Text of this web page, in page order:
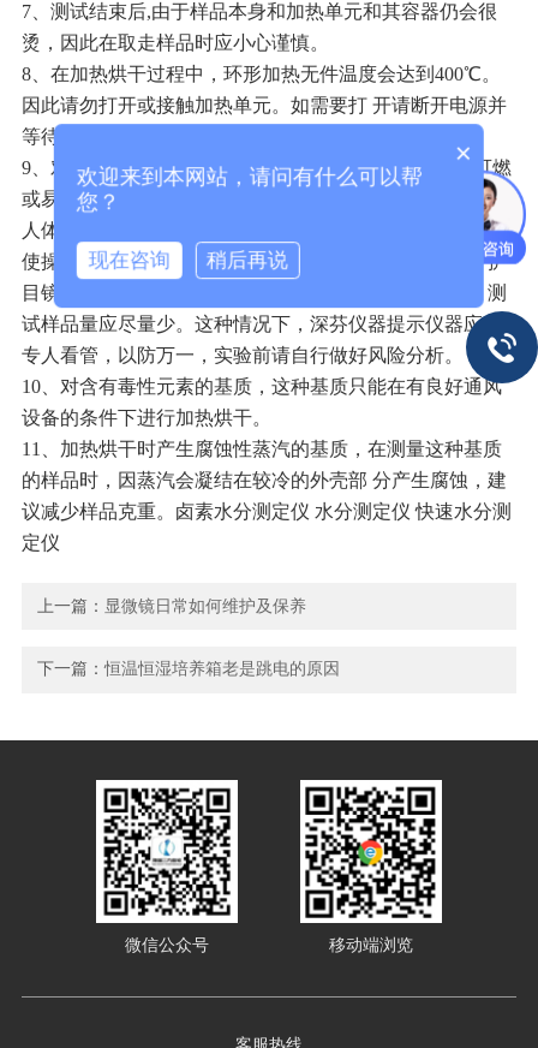
7、测试结束后,由于样品本身和加热单元和其容器仍会很
烫，因此在取走样品时应小心谨慎。
8、在加热烘干过程中，环形加热无件温度会达到400℃。
因此请勿打开或接触加热单元。如需要打 开请断开电源并
等待，直至其完全冷却。
9、对于可燃或易燃物品、含溶剂基质、加热时会产生可燃
或易爆气体的基质，特别小心，因为这 些样品，可能会对
人体产生危害或损坏设备。 因此，在测定这种样品时，应
使操作加热温度足够低 以防形成火焰或爆炸物，并戴好护
目镜等防护用具。如果对样品的可燃性不是很了解时， 测
试样品量应尽量少。这种情况下，深芬仪器提示仪器应有
专人看管，以防万一，实验前请自行做好风险分析。
10、对含有毒性元素的基质，这种基质只能在有良好通风
设备的条件下进行加热烘干。
11、加热烘干时产生腐蚀性蒸汽的基质，在测量这种基质
的样品时，因蒸汽会凝结在较冷的外壳部 分产生腐蚀，建
议减少样品克重。卤素水分测定仪 水分测定仪 快速水分测
定仪
上一篇： 显微镜日常如何维护及保养
下一篇：恒温恒湿培养箱老是跳电的原因
微信公众号 移动端浏览
×
欢迎来到本网站，请问有什么可以帮
您？
现在咨询 稍后再说